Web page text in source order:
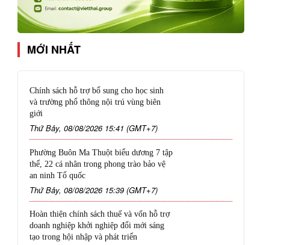
MỚI NHẤT
Chính sách hỗ trợ bổ sung cho học sinh
và trường phổ thông nội trú vùng biên
giới
Thứ Bảy, 08/08/2026 15:41 (GMT+7)
Phường Buôn Ma Thuột biểu dương 7 tập
thể, 22 cá nhân trong phong trào bảo vệ
an ninh Tổ quốc
Thứ Bảy, 08/08/2026 15:39 (GMT+7)
Hoàn thiện chính sách thuế và vốn hỗ trợ
doanh nghiệp khởi nghiệp đổi mới sáng
tạo trong hội nhập và phát triển